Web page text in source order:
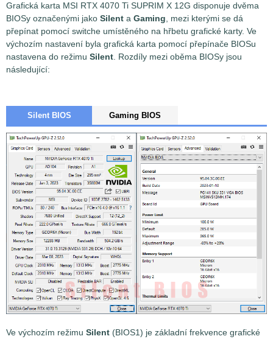
Grafická karta MSI RTX 4070 Ti SUPRIM X 12G disponuje dvěma
BIOSy označenými jako Silent a Gaming, mezi kterými se dá
přepínat pomocí switche umístěného na hřbetu grafické karty. Ve
výchozím nastavení byla grafická karta pomocí přepínače BIOSu
nastavena do režimu Silent. Rozdíly mezi oběma BIOSy jsou
následující:
Silent BIOS Gaming BIOS
Ve výchozím režimu Silent (BIOS1) je základní frekvence grafické